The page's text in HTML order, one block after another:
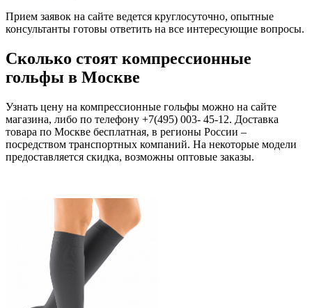
Прием заявок на сайте ведется круглосуточно, опытные
консультанты готовы ответить на все интересующие вопросы.
Сколько стоят компрессионные
гольфы в Москве
Узнать цену на компрессионные гольфы можно на сайте
магазина, либо по телефону +7(495) 003- 45-12. Доставка
товара по Москве бесплатная, в регионы России –
посредством транспортных компаний. На некоторые модели
предоставляется скидка, возможны оптовые заказы.